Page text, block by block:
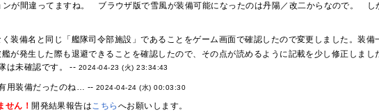
ンが間違ってますね。 ブラウザ版で雪風が装備可能になったのは丹陽／改二からなので。 し
装備名と同じ「艦隊司令部施設」であることをゲーム画面で確認したので変更しました。装備
が発生した際も退避できることを確認したので、その点が読めるように記載を少し修正しま
は未確認です。 -- 2024-04-23 (火) 23:34:43
用装備だったのね… -- 2024-04-24 (水) 00:03:30
せん！ 開発結果報告はこちら へお願いします。